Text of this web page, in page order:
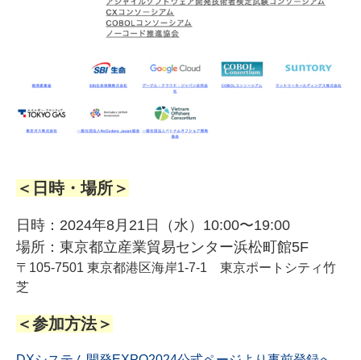
＜日時・場所＞
日時：2024年8月21日（水）10:00〜19:00
場所：東京都立産業貿易センター浜松町館5F
〒105-7501 東京都港区海岸1-7-1 東京ポートシティ竹
芝
＜参加方法＞